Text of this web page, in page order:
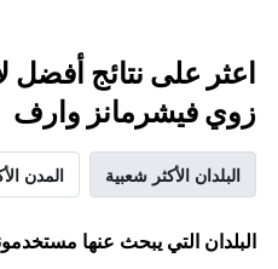
اعثر على نتائج
زوي فيشرمانز وارف
البلدان الأكثر شعبية المدن
البلدان التي يبحث عنها